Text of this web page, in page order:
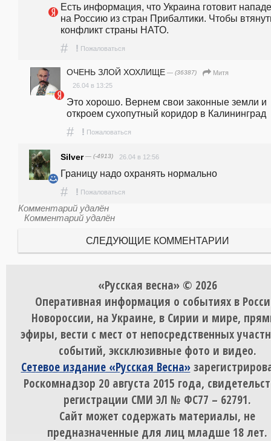
Есть информация, что Украина готовит
на Россию из стран Прибалтики. Чтобы
конфликт страны НАТО.
# ! Пожаловаться
ОЧЕНЬ ЗЛОЙ ХОХЛИЩЕ — (36387)
Митя
26.04 в 13:25
Это хорошо. Вернем свои законные земли и
откроем сухопутный коридор в Калининград
# ! Пожаловаться
Silver— (-4913) 26.04 в 12:56
Границу надо охранять нормально
# ! Пожаловаться
Комментарий удалён
Комментарий удалён
СЛЕДУЮЩИЕ КОММЕНТАРИИ
«Русская весна» © 2026
Оперативная информация о событиях в
Новороссии, на Украине, в Сирии и мире,
эфиры, вести с мест от непосредственных
событий, эксклюзивные фото и видео.
Сетевое издание «Русская Весна»
Роскомнадзор 20 августа 2015 года,
регистрации СМИ ЭЛ № ФС77 – 62791.
Сайт может содержать материалы, не
предназначенные для лиц младше 18 лет.